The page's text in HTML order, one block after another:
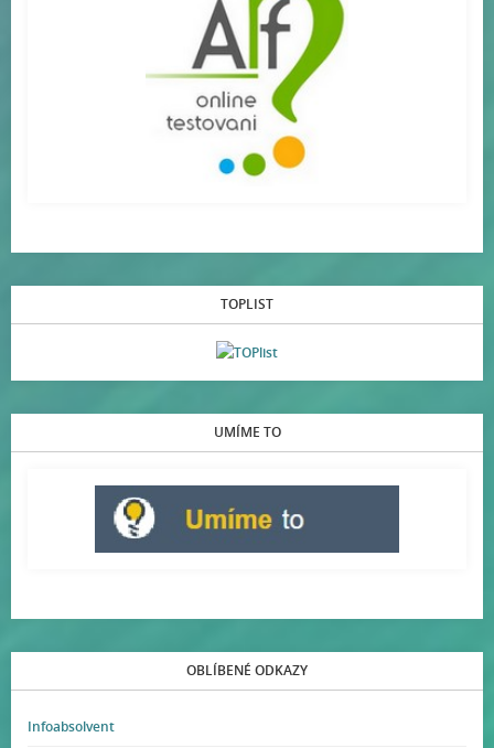
TOPLIST
UMÍME TO
OBLÍBENÉ ODKAZY
Infoabsolvent